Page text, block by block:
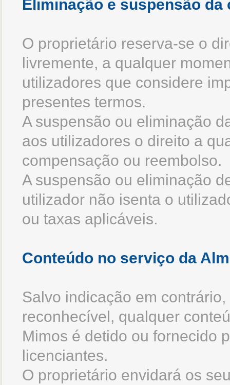
Eliminação e suspensão da
O proprietário reserva-se o
livremente, a qualquer
utilizadores que considere
presentes termos.
A suspensão ou eliminação
aos utilizadores o direito a
compensação ou reembolso.
A suspensão ou eliminação
utilizador não isenta o
ou taxas aplicáveis.
Conteúdo no serviço da
Salvo indicação em
reconhecível, qualquer
Mimos é detido ou fornecido
licenciantes.
O proprietário envidará os